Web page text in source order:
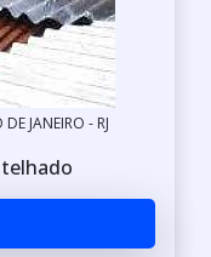
JANEIRO - RJ